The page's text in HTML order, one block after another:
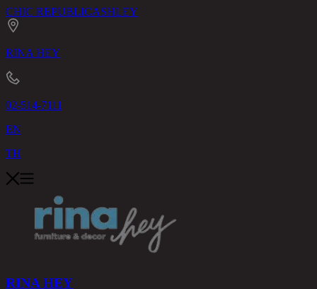
CHIC REPUBLICASHLEY
RINA HEY
02-514-7111
EN
TH
RINA HEY